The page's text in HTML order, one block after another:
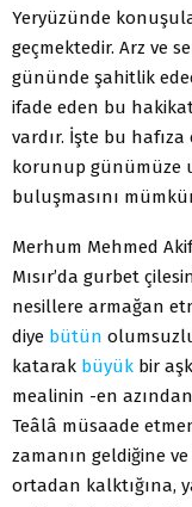
Yeryüzünde
geçmektedir. Arz ve
gününde şahitlik
ifade eden bu
vardır. İşte bu
korunup günümüze
buluşmasını
Merhum Mehmed
Mısır’da gurbet
nesillere armağan
diye bütün
katarak büyük bir
mealinin -en
Teâlâ müsaade
zamanın geldiğine
ortadan kalktığına,